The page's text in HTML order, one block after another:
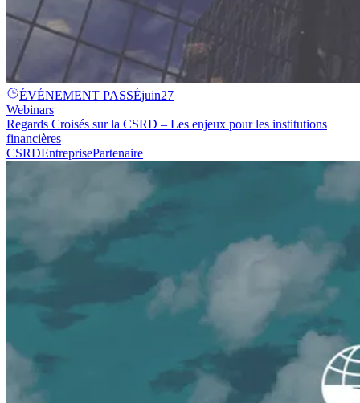
ÉVÉNEMENT PASSÉjuin27
Webinars
Regards Croisés sur la CSRD – Les enjeux pour les institutions
financières
CSRDEntreprisePartenaire